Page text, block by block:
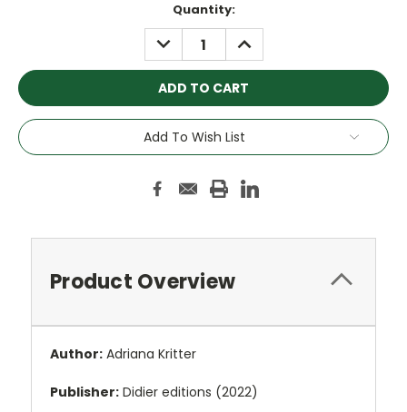
Quantity:
DECREASE
QUANTITY:
INCREASE
QUANTITY:
Add To Wish List
Product Overview
Author: Adriana Kritter
Publisher: Didier editions (2022)